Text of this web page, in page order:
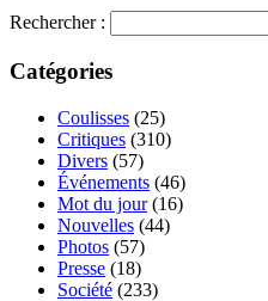
Rechercher :
Catégories
Coulisses (25)
Critiques (310)
Divers (57)
Événements (46)
Mot du jour(16)
Nouvelles (44)
Photos (57)
Presse (18)
Société (233)